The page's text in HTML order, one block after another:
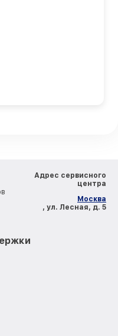
Адрес сервисного
центра
Москва
, ул. Лесная, д. 5